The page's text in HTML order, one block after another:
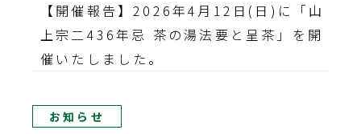
【開催報告】2026年4月12日(日)に「山
上宗二436年忌 茶の湯法要と呈茶」を開
催いたしました。
お知らせ